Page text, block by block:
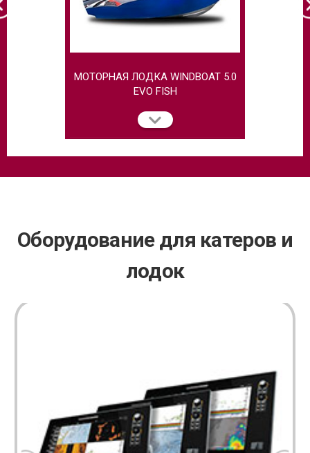
МОТОРНАЯ ЛОДКА WINDBOAT 5.0
EVO FISH
Оборудование для катеров и
лодок